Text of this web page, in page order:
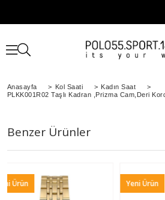
Anasayfa > Kol Saati > Kadın Saat
>
PLKK001R02 Taşlı Kadran ,Prizma Cam,Deri
Benzer Ürünler